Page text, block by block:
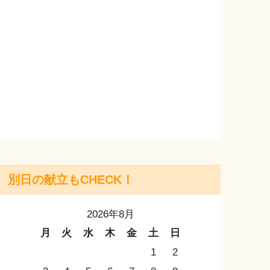
別日の献立もCHECK！
2026年8月
月
火 水 木 金 土
日
1
2